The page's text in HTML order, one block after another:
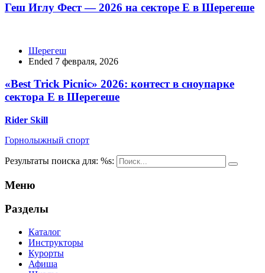
Геш Иглу Фест — 2026 на секторе Е в Шерегеше
Шерегеш
Ended 7 февраля, 2026
«Best Trick Picnic» 2026: контест в сноупарке
сектора Е в Шерегеше
Rider Skill
Горнолыжный спорт
Результаты поиска для: %s:
Меню
Разделы
Каталог
Инструкторы
Курорты
Афиша